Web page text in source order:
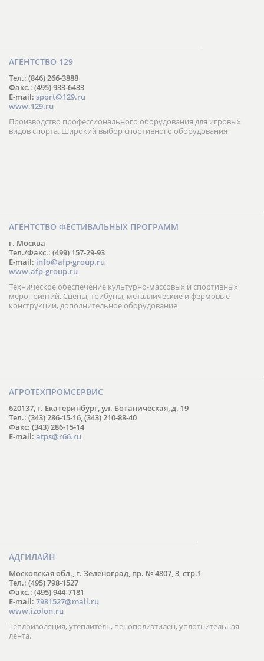
АГЕНТСТВО 129
Тел.: (846) 266-3888
Факс.: (495) 933-6433
E-mail: sport@129.ru
www.129.ru
Производство профессионального оборудования для игровых
видов спорта. Широкий выбор спортивного оборудования
АГЕНТСТВО ФЕСТИВАЛЬНЫХ ПРОГРАММ
г. Москва
Тел./Факс.: (499) 157-29-93
E-mail: info@afp-group.ru
www.afp-group.ru
Техническое обеспечение культурно-массовых и спортивных
мероприятий. Сцены, трибуны, металлические и фермовые
конструкции, дополнительное оборудование
АГРОТЕХПРОМСЕРВИС
620137, г. Екатеринбург, ул. Ботаническая, д. 19
Тел.: (343) 286-15-16, (343) 210-88-40
Факс: (343) 286-15-14
E-mail: atps@r66.ru
АДГИЛАЙН
Московская обл., г. Зеленоград, пр. № 4807, 3, стр.1
Тел.: (495) 798-1527
Факс.: (495) 944-7181
E-mail: 7981527@mail.ru
www.izolon.ru
Теплоизоляция, утеплитель, пенополиэтилен, уплотнительная
лента.